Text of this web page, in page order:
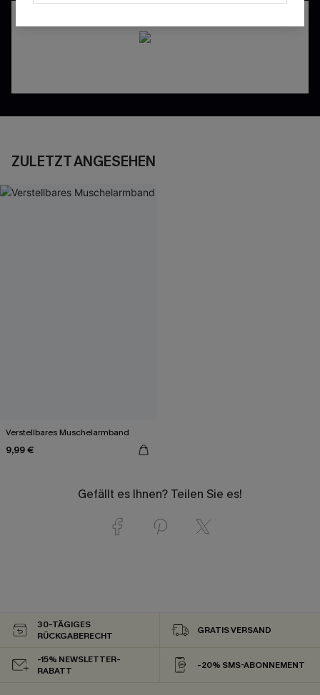
ZULETZT ANGESEHEN
Verstellbares Muschelarmband
9,99 €
Gefällt es Ihnen? Teilen Sie es!
30-TÄGIGES
RÜCKGABERECHT
GRATIS VERSAND
-15% NEWSLETTER-
RABATT
-20% SMS-ABONNEMENT